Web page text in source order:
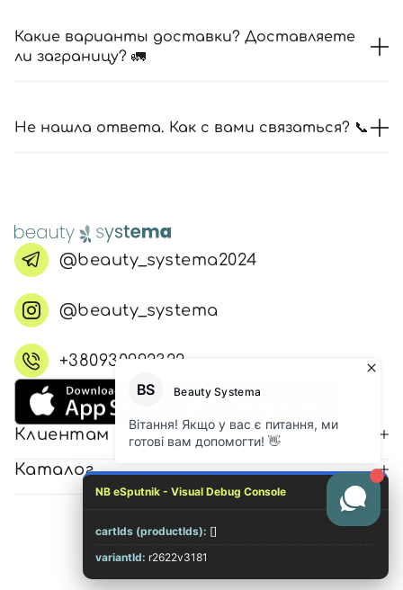
Какие варианты доставки? Доставляете
ли заграницу? 🚛
Не нашла ответа. Как с вами связаться? 📞
@beauty_systema2024
@beauty_systema
+380930992322
Клиентам
Каталог
© 2026 Все права защищены
NB eSputnik - Visual Debug Console
cartIds (productIds): []
variantId: r2622v3181